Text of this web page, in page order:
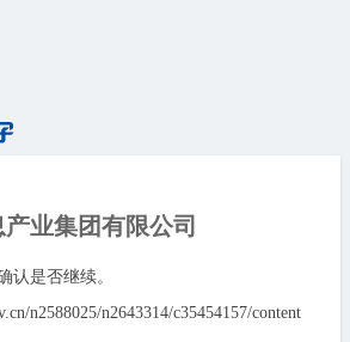
业集团有限公司
认是否继续。
n2588025/n2643314/c35454157/content